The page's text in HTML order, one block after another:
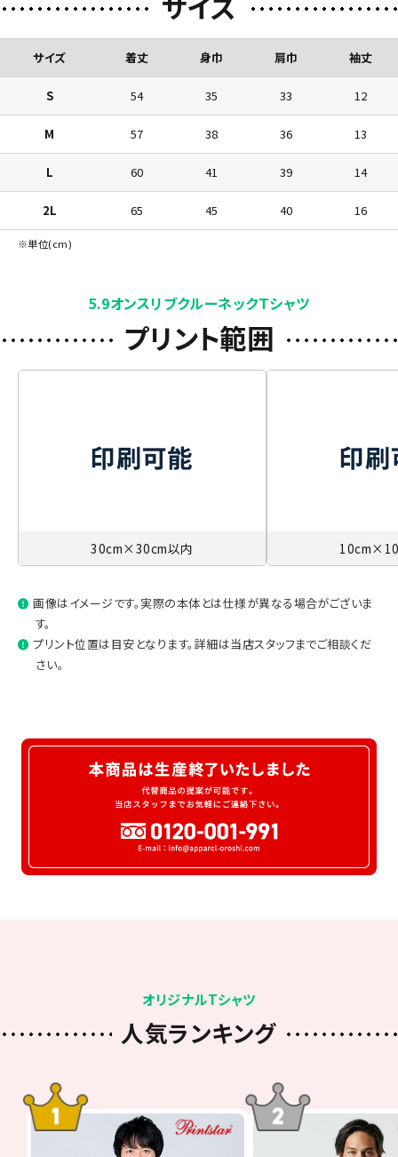
サイズ 着丈 身巾 肩巾 袖丈
S 54 35 33 12
M 57 38 36 13
L 60 41 39 14
2L 65 45 40 16
※単位(cm)
5.9オンスリブクルーネックＴシャツ
プリント範囲
30cm×30cm以内
画像はイメージです。実際の本体とは仕様が異なる場合がございま
す。
プリント位置は目安となります。詳細は当店スタッフまでご相談くだ
さい。
オリジナルTシャツ
人気ランキング